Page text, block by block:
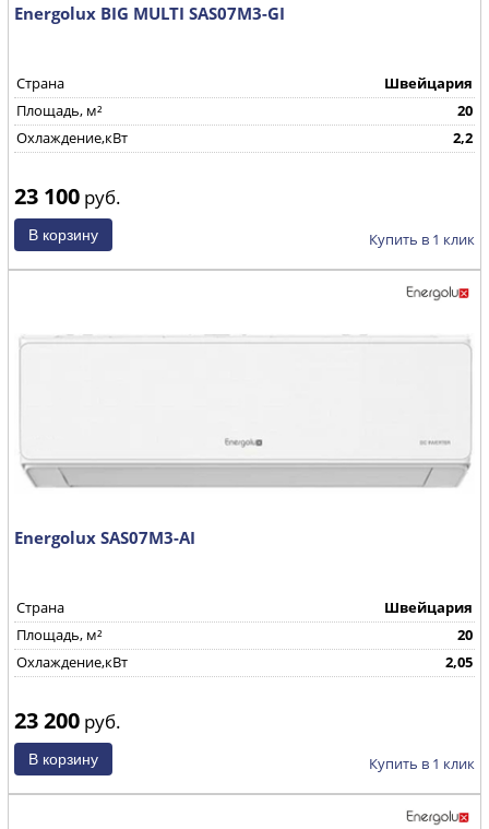
Energolux BIG MULTI SAS07M3-GI
Страна
Швейцария
Площадь, м²
20
Охлаждение,кВт
2,2
23 100 руб.
Купить в 1 клик
Energolux SAS07M3-AI
Страна
Швейцария
Площадь, м²
20
Охлаждение,кВт
2,05
23 200 руб.
Купить в 1 клик